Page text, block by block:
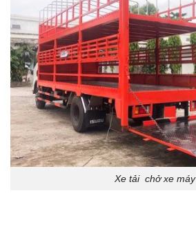
Xe tải chở xe máy